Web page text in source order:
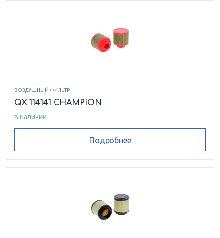
ВОЗДУШНЫЙ ФИЛЬТР
QX 114141 CHAMPION
в наличии
Подробнее